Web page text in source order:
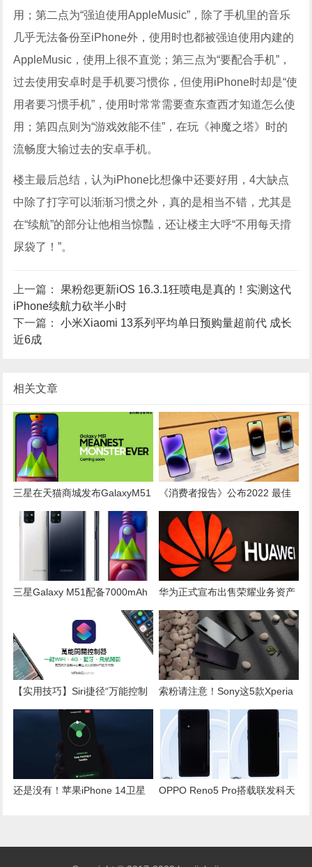
用；第二点为“强迫使用AppleMusic”，除了手机里的音乐
几乎无法备份至iPhone外，使用时也都被强迫使用内建的
AppleMusic，使用上很不直觉；第三点为“要配合手机”，
过去使用安卓时是手机要习惯你，但使用iPhone时却是“使
用者要习惯手机”，使用时常常需要查东查西才知道怎么使
用；第四点则为“游戏效能不佳”，在玩《神魔之塔》时的
流畅度大输过去的安卓手机。
楼主最后总结，认为iPhone比想像中还要好用，4大缺点
中除了打字可以渐渐习惯之外，真的是相当不错，尤其是
在“续航”的部分让他相当惊豔，还让楼主大呼“不用每天揹
尿袋了！”。
上一篇：果粉怨更新iOS 16.3.1狂喷电是真的！实测这代
iPhone续航力砍半小时
下一篇：小米Xiaomi 13系列平均单日预购量超前代 成长
近6成
相关文章
三星在天猫商城发布GalaxyM51
最新预售公告
《消费者报告》公布2022 最佳
手机！Google、三星中阶皆上榜
三星Galaxy M51配备7000mAh
华为正式宣布出售荣耀业务资产
【实用技巧】Siri捷径“万能控制
开关”轻松管理WiFi、蓝牙和4G
索粉请注意！Sony这5款Xperia
手机可升安卓13
还是没有！苹果iPhone 14卫星
OPPO Reno5 Pro搭载联发科天